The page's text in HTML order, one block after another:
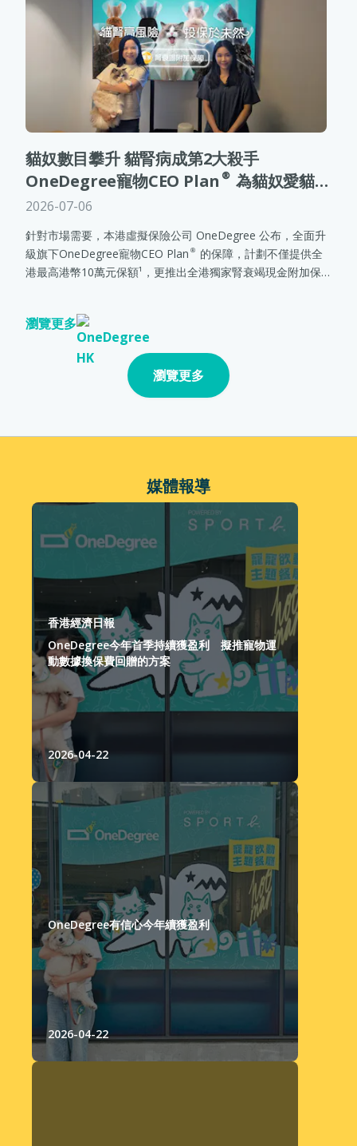
貓奴數目攀升 貓腎病成第2大殺手
OneDegree寵物CEO Plan®為貓奴愛貓升
級腎衰竭保障 合共保額創新高達港幣12萬元
2026-07-06
針對市場需要，本港虛擬保險公司 OneDegree 公布，全面升
級旗下OneDegree寵物CEO Plan®的保障，計劃不僅提供全
港最高港幣10萬元保額¹，更推出全港獨家腎衰竭現金附加保
瀏覽更多
瀏覽更多
媒體報導
香港經濟日報
OneDegree今年首季持續獲盈利 擬推寵物運
動數據換保費回贈的方案
2026-04-22
OneDegree有信心今年續獲盈利
2026-04-22